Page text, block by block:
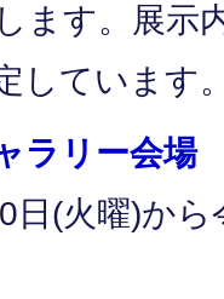
ます。展示
しています
ラリー会場
日(火曜)か